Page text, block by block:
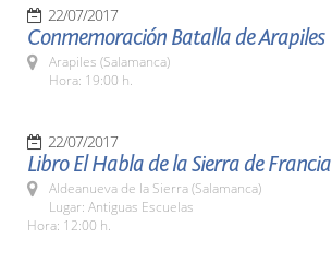
22/07/2017
Conmemoración Batalla de Arapiles
Arapiles (Salamanca)
Hora: 19:00 h.
22/07/2017
Libro El Habla de la Sierra de Francia
Aldeanueva de la Sierra (Salamanca)
Lugar: Antiguas Escuelas
Hora: 12:00 h.